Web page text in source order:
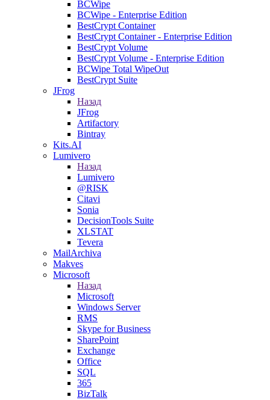
BCWipe
BCWipe - Enterprise Edition
BestCrypt Container
BestCrypt Container - Enterprise Edition
BestCrypt Volume
BestCrypt Volume - Enterprise Edition
BCWipe Total WipeOut
BestCrypt Suite
JFrog
Назад
JFrog
Artifactory
Bintray
Kits.AI
Lumivero
Назад
Lumivero
@RISK
Citavi
Sonia
DecisionTools Suite
XLSTAT
Tevera
MailArchiva
Makves
Microsoft
Назад
Microsoft
Windows Server
RMS
Skype for Business
SharePoint
Exchange
Office
SQL
365
BizTalk